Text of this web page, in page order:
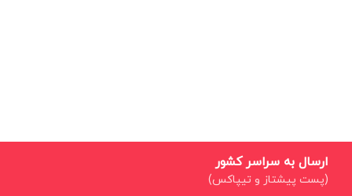
ارسال به سراسر کشور
(پست پیشتاز و تیپاکس)